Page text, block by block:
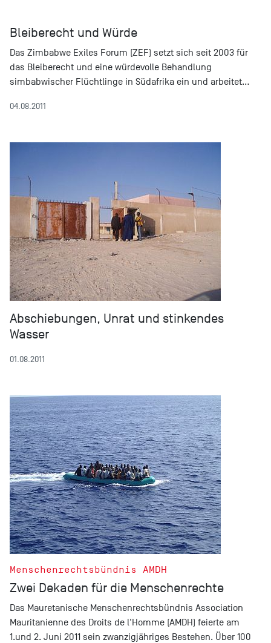
Bleiberecht und Würde
Das Zimbabwe Exiles Forum (ZEF) setzt sich seit 2003 für
das Bleiberecht und eine würdevolle Behandlung
simbabwischer Flüchtlinge in Südafrika ein und arbeitet…
04.08.2011
Abschiebungen, Unrat und stinkendes
Wasser
01.08.2011
Menschenrechtsbündnis AMDH
Zwei Dekaden für die Menschenrechte
Das Mauretanische Menschenrechtsbündnis Association
Mauritanienne des Droits de l'Homme (AMDH) feierte am
1.und 2. Juni 2011 sein zwanzigjähriges Bestehen. Über 100